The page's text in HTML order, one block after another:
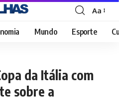
Font
Resizer
Aa
Mundo Esporte
da Itália com
sobre a